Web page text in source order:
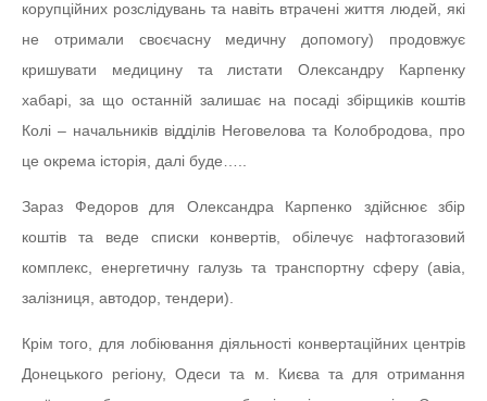
корупційних розслідувань та навіть втрачені життя людей, які
не отримали своєчасну медичну допомогу) продовжує
кришувати медицину та листати Олександру Карпенку
хабарі, за що останній залишає на посаді збірщиків коштів
Колі – начальників відділів Неговелова та Колобродова, про
це окрема історія, далі буде…..
Зараз Федоров для Олександра Карпенко здійснює збір
коштів та веде списки конвертів, обілечує нафтогазовий
комплекс, енергетичну галузь та транспортну сферу (авіа,
залізниця, автодор, тендери).
Крім того, для лобіювання діяльності конвертаційних центрів
Донецького регіону, Одеси та м. Києва та для отримання